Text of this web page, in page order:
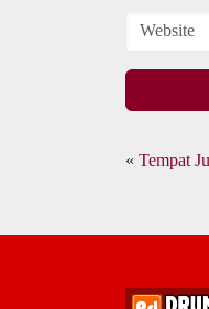
« Tempat